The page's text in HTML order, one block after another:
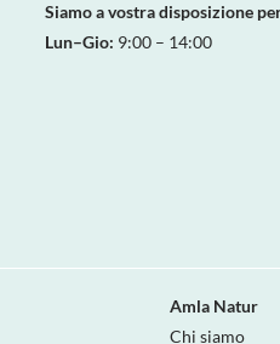
Siamo a vostra disposizione
Lun–Gio: 9:00 – 14:00
Amla Natur
Chi siamo